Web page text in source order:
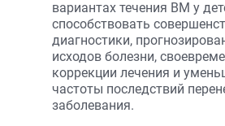
вариантах течения ВМ у
способствовать
диагностики,
исходов болезни,
коррекции лечения и
частоты последствий
заболевания.